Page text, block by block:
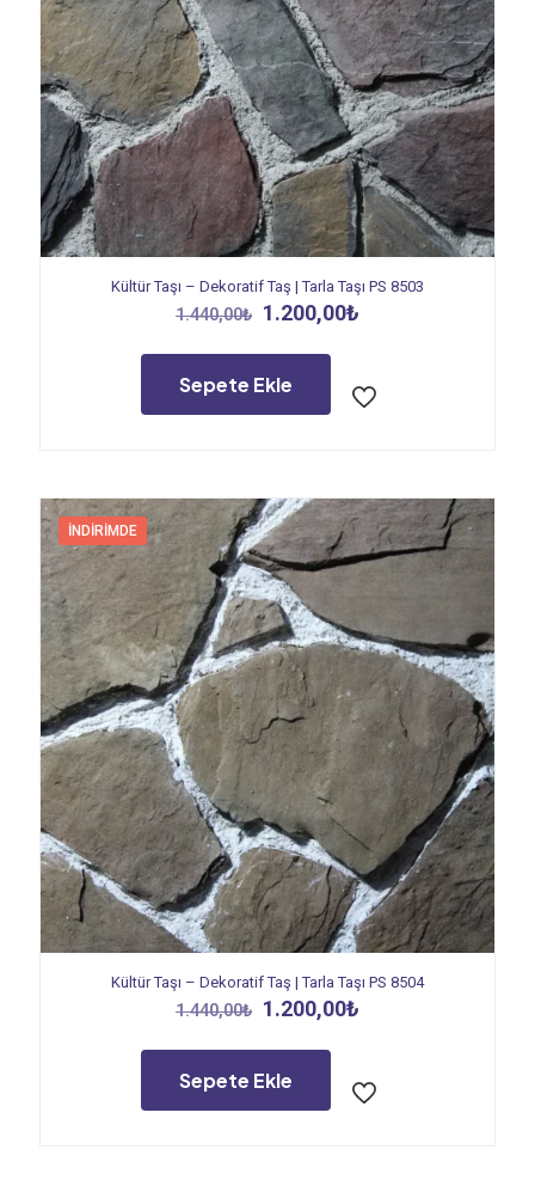
Kültür Taşı – Dekoratif Taş | Tarla Taşı PS 8503
1.440,00₺ Orijinal
1.440,00₺.
1.200,00₺
Sepete Ekle
İNDIRIMDE
Kültür Taşı – Dekoratif Taş | Tarla Taşı PS 8504
1.440,00₺ Orijinal
1.440,00₺.
1.200,00₺
Sepete Ekle